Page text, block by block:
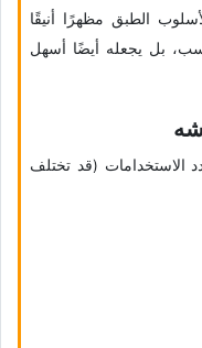
الطبق مظهرًا أنیقًا
بل یجعله أیضًا أسهل
الاستخدامات (قد تختلف